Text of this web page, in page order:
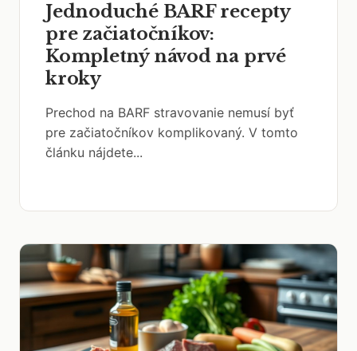
Jednoduché BARF recepty
pre začiatočníkov:
Kompletný návod na prvé
kroky
Prechod na BARF stravovanie nemusí byť
pre začiatočníkov komplikovaný. V tomto
článku nájdete...